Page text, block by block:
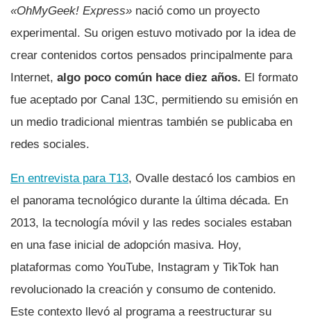
«OhMyGeek! Express» nació como un proyecto
experimental. Su origen estuvo motivado por la idea de
crear contenidos cortos pensados principalmente para
Internet, algo poco común hace diez años. El formato
fue aceptado por Canal 13C, permitiendo su emisión en
un medio tradicional mientras también se publicaba en
redes sociales.
En entrevista para T13, Ovalle destacó los cambios en
el panorama tecnológico durante la última década. En
2013, la tecnología móvil y las redes sociales estaban
en una fase inicial de adopción masiva. Hoy,
plataformas como YouTube, Instagram y TikTok han
revolucionado la creación y consumo de contenido.
Este contexto llevó al programa a reestructurar su